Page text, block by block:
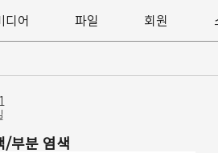
디어 파일 회원
/부분 염색